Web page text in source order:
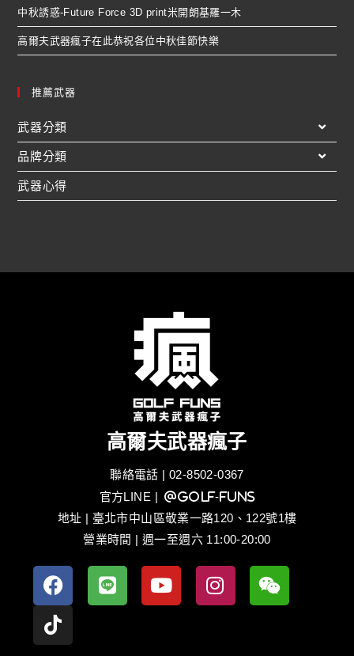
中秋誘惑-Future Force 3D print米開朗基羅一木
高爾夫武器瘋子在此恭祝各位中秋佳節快樂
推薦武器
武器分類
品牌分類
武器心得
高爾夫武器瘋子
聯絡電話 | 02-8502-0367
官方LINE | @golf-funs
地址 | 臺北市中山區敬業一路120、122號1樓
營業時間 | 週一至週六 11:00-20:00